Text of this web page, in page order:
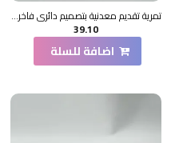
تمرية تقديم معدنية بتصميم دائري فاخر 4×11×11سم
39.10
اضافة للسلة